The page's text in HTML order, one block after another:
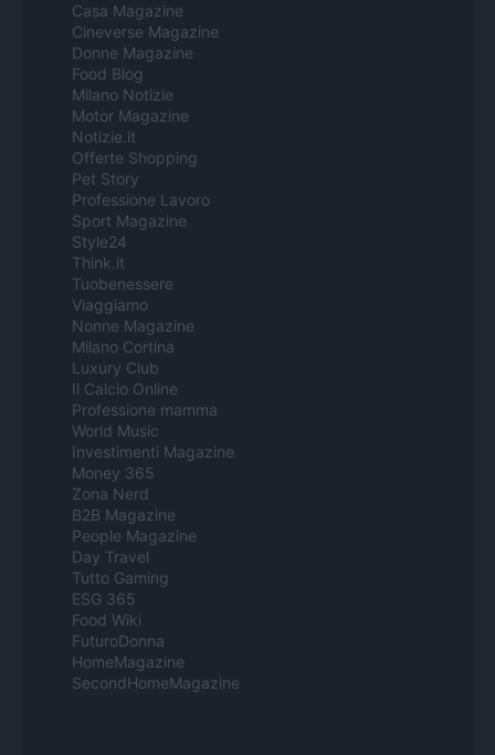
Casa Magazine
Cineverse Magazine
Donne Magazine
Food Blog
Milano Notizie
Motor Magazine
Notizie.it
Offerte Shopping
Pet Story
Professione Lavoro
Sport Magazine
Style24
Think.it
Tuobenessere
Viaggiamo
Nonne Magazine
Milano Cortina
Luxury Club
Il Calcio Online
Professione mamma
World Music
Investimenti Magazine
Money 365
Zona Nerd
B2B Magazine
People Magazine
Day Travel
Tutto Gaming
ESG 365
Food Wiki
FuturoDonna
HomeMagazine
SecondHomeMagazine